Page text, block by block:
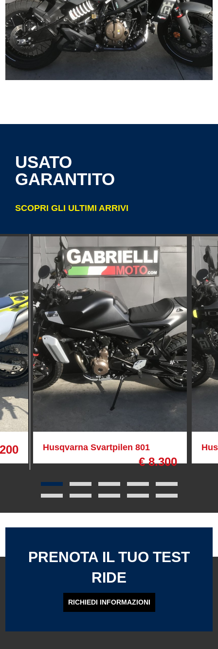
USATO
GARANTITO
SCOPRI GLI ULTIMI ARRIVI
Husqvarna Svartpilen 801
€ 8.300
PRENOTA IL TUO TEST
RIDE
RICHIEDI INFORMAZIONI